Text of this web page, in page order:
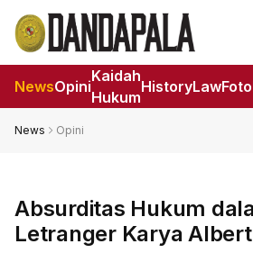
NewsOpini
Kaidah
Hukum
HistoryLawFoto
News Opini
Absurditas Hukum
Letranger Karya